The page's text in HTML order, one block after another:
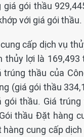
giá gói thầu
với giá gói thầu.
cấp dịch vụ
lợi là
trúng thầu của
(giá gói thầu
gói thầu. Giá
thầu Đặt hàng
cung cấp